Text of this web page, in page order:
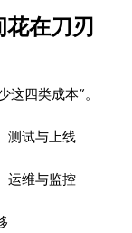
在刀刃
这四类成本”。
测试与上线
运维与监控